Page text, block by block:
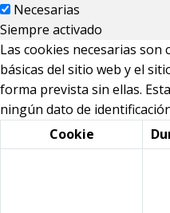
Necesarias
Siempre activado
Las cookies necesarias son
básicas del sitio web y el
forma prevista sin ellas.
ningún dato de
Cookie